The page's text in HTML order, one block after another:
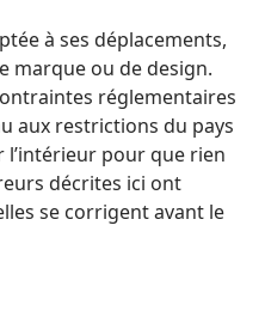
à ses déplacements,
marque ou de design.
réglementaires
aux restrictions du pays
pour que rien
décrites ici ont
se corrigent avant le